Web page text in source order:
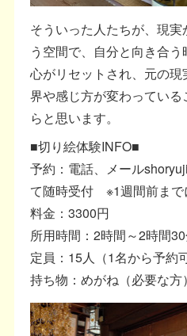
そういった人たちが、現
う空間で、自分と向き合
心がリセットされ、元の
界や感じ方が変わってい
らと思います。
■切り絵体験INFO■
予約：電話、メール
て随時受付 ※1週間前まで
料金：3300円
所用時間：2時間～2時間
定員：15人（1名から予約
持ち物：めがね（必要な方）